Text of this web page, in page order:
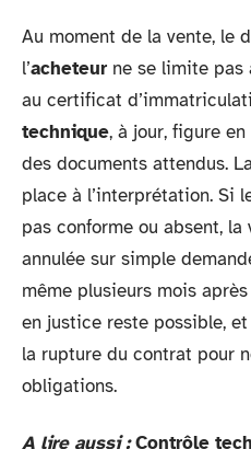
Au moment de la vente, le
l’acheteur ne se limite pas
au certificat
technique, à jour, figure
des documents attendus.
place à l’interprétation. Si
pas conforme ou absent,
annulée sur simple
même plusieurs mois
en justice reste possible,
la rupture du contrat pour
obligations.
A lire aussi : Contrôle